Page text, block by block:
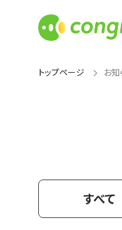
トップページ お知
すべて